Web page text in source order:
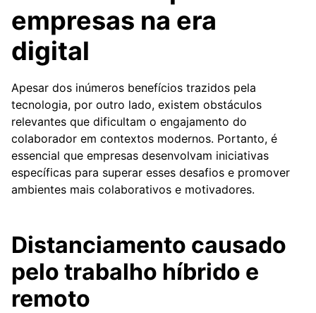
empresas na era
digital
Apesar dos inúmeros benefícios trazidos pela
tecnologia, por outro lado, existem obstáculos
relevantes que dificultam o engajamento do
colaborador em contextos modernos. Portanto, é
essencial que empresas desenvolvam iniciativas
específicas para superar esses desafios e promover
ambientes mais colaborativos e motivadores.
Distanciamento causado
pelo trabalho híbrido e
remoto